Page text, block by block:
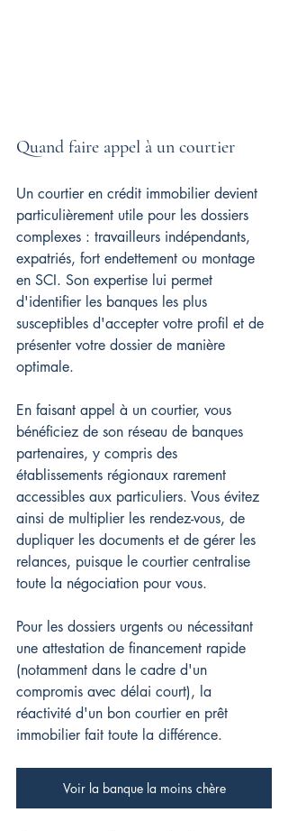
Quand faire appel à un courtier
Un courtier en crédit immobilier devient
particulièrement utile pour les dossiers
complexes : travailleurs indépendants,
expatriés, fort endettement ou montage
en SCI. Son expertise lui permet
d'identifier les banques les plus
susceptibles d'accepter votre profil et de
présenter votre dossier de manière
optimale.
En faisant appel à un courtier, vous
bénéficiez de son réseau de banques
partenaires, y compris des
établissements régionaux rarement
accessibles aux particuliers. Vous évitez
ainsi de multiplier les rendez-vous, de
dupliquer les documents et de gérer les
relances, puisque le courtier centralise
toute la négociation pour vous.
Pour les dossiers urgents ou nécessitant
une attestation de financement rapide
(notamment dans le cadre d'un
compromis avec délai court), la
réactivité d'un bon courtier en prêt
immobilier fait toute la différence.
Voir la banque la moins chère